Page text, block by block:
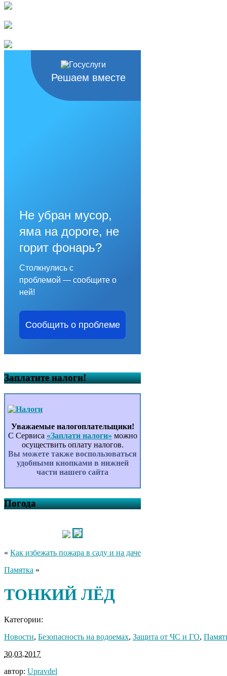
Решаем вместе
Не убран мусор,
яма на дороге, не
горит фонарь?
Столкнулись с
проблемой — сообщите о
ней!
Сообщить о проблеме
Заплатите налоги!
Уважаемые налогоплательщики!
С Сервиса «Заплати налоги» можно
осуществить оплату налогов.
Вы можете также воспользоваться
удобными кнопками в нижней
части нашего сайта
Погода
« Как избежать пожара в саду и на даче
Памятка »
ТОНКИЙ ЛЁД
Категории:
Новости, Безопасность на водоемах, Защита от ЧС и ГО,
30.03.2017
автор: Upravdel